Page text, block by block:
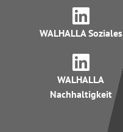
WALHALLA Soziales
WALHALLA
Nachhaltigkeit